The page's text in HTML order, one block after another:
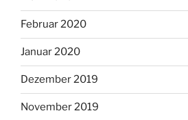
Februar 2020
Januar 2020
Dezember 2019
November 2019